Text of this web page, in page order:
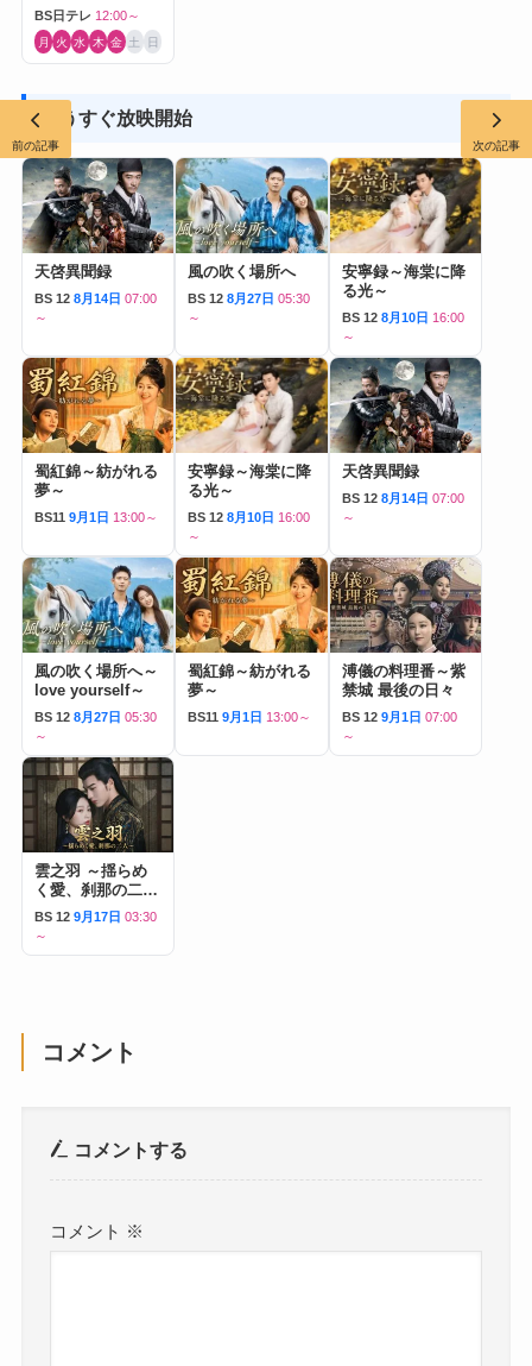
BS日テレ 12:00～
月 火 水 木 金 土 日
もうすぐ放映開始
天啓異聞録
BS 12 8月14日 07:00
～
風の吹く場所へ
BS 12 8月27日 05:30
～
安寧録～海棠に降
る光～
BS 12 8月10日 16:00
～
蜀紅錦～紡がれる
夢～
BS11 9月1日 13:00～
安寧録～海棠に降
る光～
BS 12 8月10日 16:00
～
天啓異聞録
BS 12 8月14日 07:00
～
風の吹く場所へ～
love yourself～
BS 12 8月27日 05:30
～
蜀紅錦～紡がれる
夢～
BS11 9月1日 13:00～
溥儀の料理番～紫
禁城 最後の日々
BS 12 9月1日 07:00
～
雲之羽 ～揺らめ
く愛、刹那の二人
～
BS 12 9月17日 03:30
～
コメント
コメントする
コメント ※
前の記事 次の記事